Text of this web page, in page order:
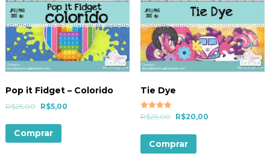
Pop it Fidget – Colorido
R$25,00 R$5,00
Comprar
Tie Dye
Avaliação
5.00
R$25,00 R$20,00
Comprar